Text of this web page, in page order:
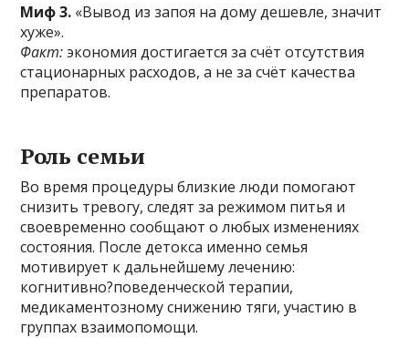
Миф 3. «Вывод из запоя на дому дешевле, значит
хуже».
Факт:экономия достигается за счёт отсутствия
стационарных расходов, а не за счёт качества
препаратов.
Роль семьи
Во время процедуры близкие люди помогают
снизить тревогу, следят за режимом питья и
своевременно сообщают о любых изменениях
состояния. После детокса именно семья
мотивирует к дальнейшему лечению:
когнитивно?поведенческой терапии,
медикаментозному снижению тяги, участию в
группах взаимопомощи.